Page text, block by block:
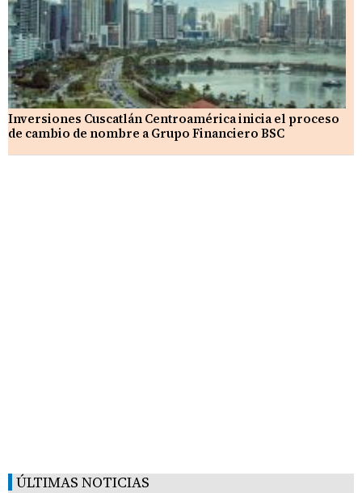
Inversiones Cuscatlán Centroamérica inicia el proceso
de cambio de nombre a Grupo Financiero BSC
ÚLTIMAS NOTICIAS